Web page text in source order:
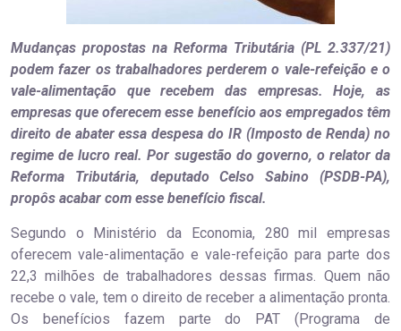
Mudanças propostas na Reforma Tributária (PL 2.337/21)
podem fazer os trabalhadores perderem o vale-refeição e o
vale-alimentação que recebem das empresas. Hoje, as
empresas que oferecem esse benefício aos empregados têm
direito de abater essa despesa do IR (Imposto de Renda) no
regime de lucro real. Por sugestão do governo, o relator da
Reforma Tributária, deputado Celso Sabino (PSDB-PA),
propôs acabar com esse benefício fiscal.
Segundo o Ministério da Economia, 280 mil empresas
oferecem vale-alimentação e vale-refeição para parte dos
22,3 milhões de trabalhadores dessas firmas. Quem não
recebe o vale, tem o direito de receber a alimentação pronta.
Os benefícios fazem parte do PAT (Programa de